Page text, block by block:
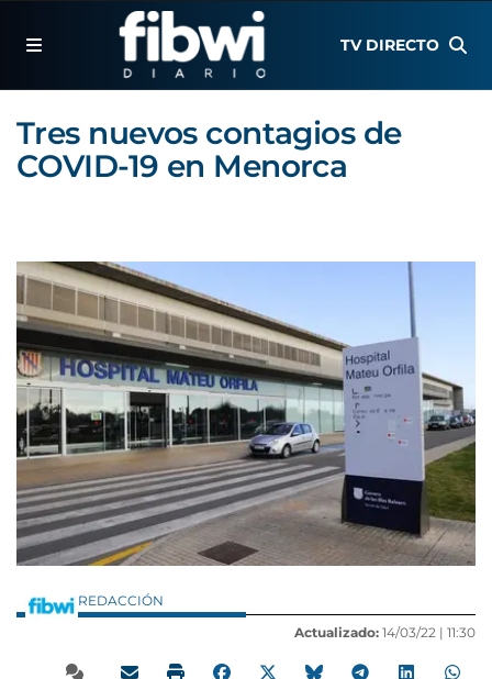
TV DIRECTO
Tres nuevos contagios de
COVID-19 en Menorca
REDACCIÓN
Actualizado: 14/03/22 | 11:30